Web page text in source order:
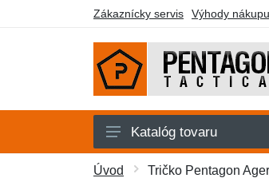
Zákaznícky servis Výhody nákupu
Pánske
Katalóg tovaru
Úvod Tričko Pentagon